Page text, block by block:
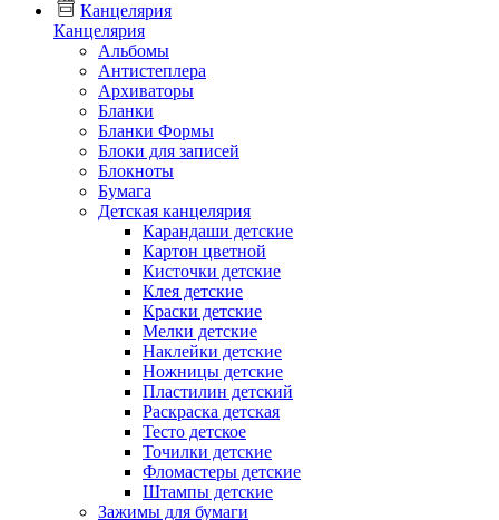
Канцелярия
Канцелярия
Альбомы
Антистеплера
Архиваторы
Бланки
Бланки Формы
Блоки для записей
Блокноты
Бумага
Детская канцелярия
Карандаши детские
Картон цветной
Кисточки детские
Клея детские
Краски детские
Мелки детские
Наклейки детские
Ножницы детские
Пластилин детский
Раскраска детская
Тесто детское
Точилки детские
Фломастеры детские
Штампы детские
Зажимы для бумаги